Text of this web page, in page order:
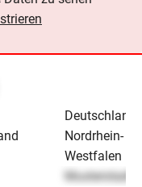
Deutschland
Nordrhein-
Westfalen
Musterstadt